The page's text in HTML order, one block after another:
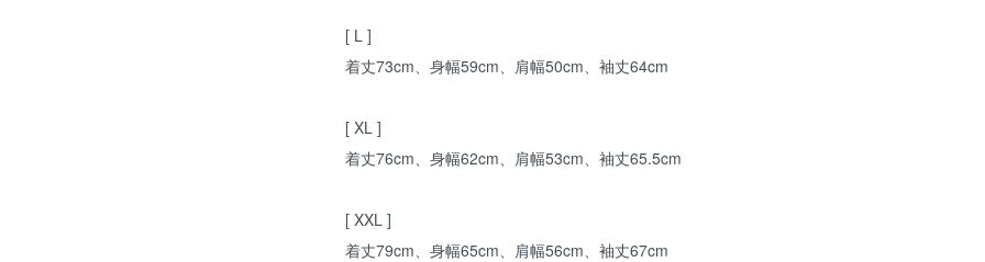
[ L ]
着丈73cm、身幅59cm、肩幅50cm、袖丈64cm
[ XL ]
着丈76cm、身幅62cm、肩幅53cm、袖丈65.5cm
[ XXL ]
着丈79cm、身幅65cm、肩幅56cm、袖丈67cm